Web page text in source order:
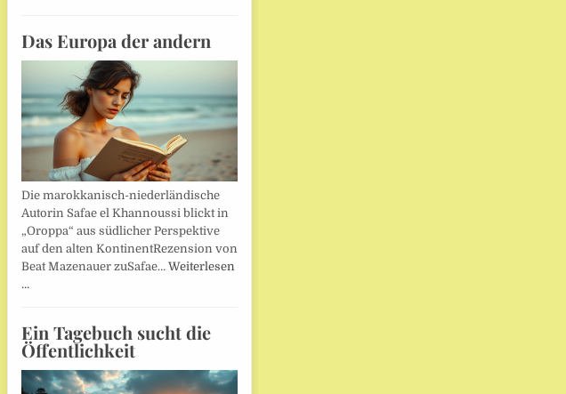
Das Europa der andern
Die marokkanisch-niederländische
Autorin Safae el Khannoussi blickt in
„Oroppa“ aus südlicher Perspektive
auf den alten KontinentRezension von
Beat Mazenauer zuSafae… Weiterlesen
…
Ein Tagebuch sucht die
Öffentlichkeit